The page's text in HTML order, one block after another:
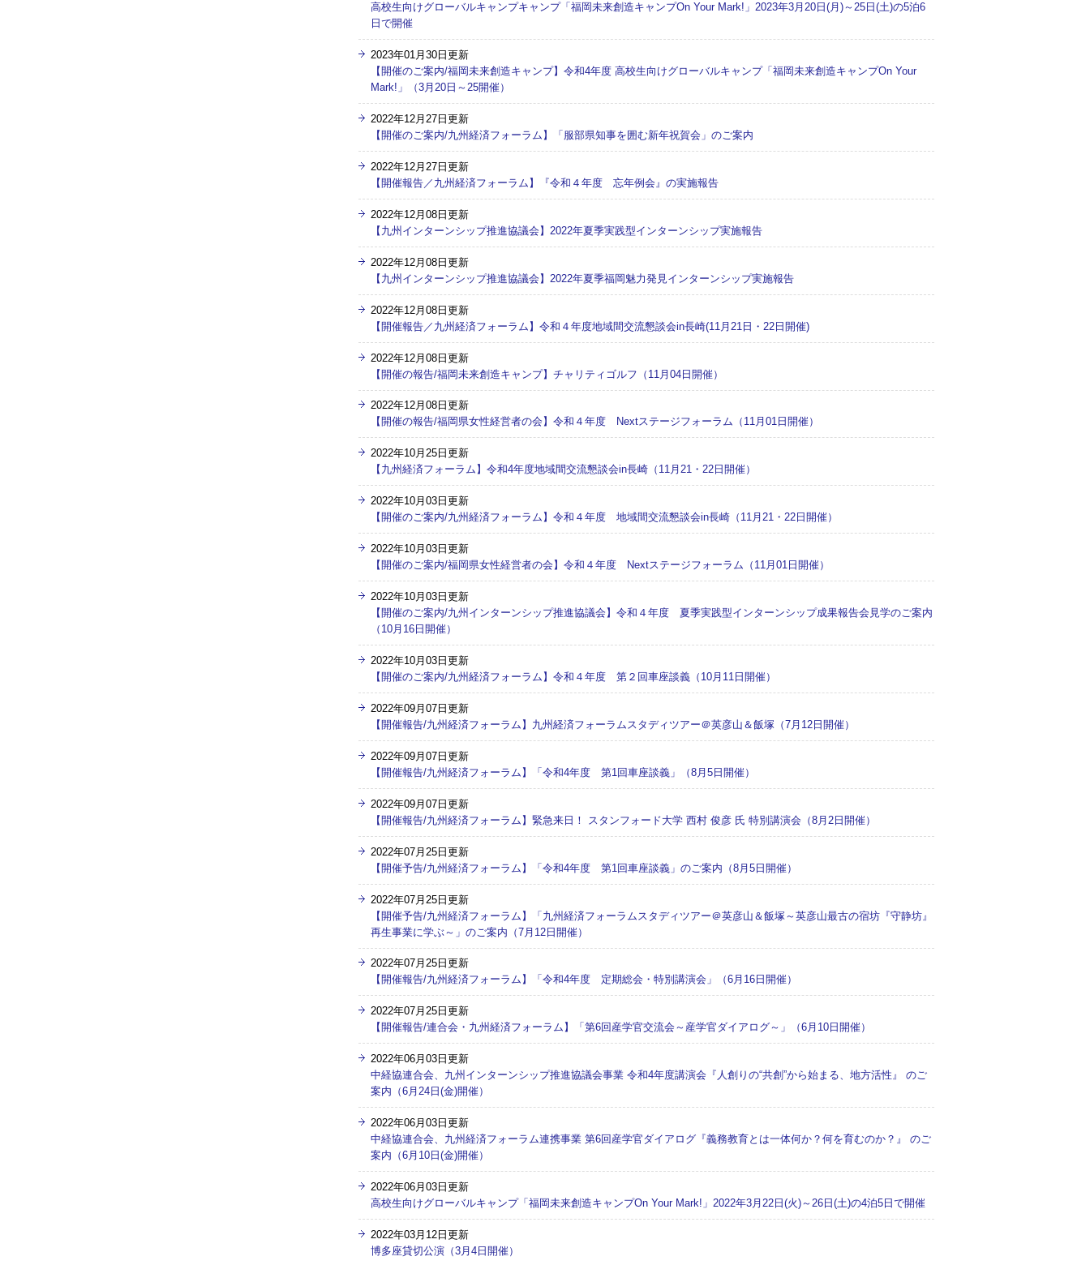
高校生向けグローバルキャンプキャンプ「福岡未来創造キャンプOn Your Mark!」2023年3月20日(月)～25日(土)の5泊6
日で開催
2023年01月30日更新
【開催のご案内/福岡未来創造キャンプ】令和4年度 高校生向けグローバルキャンプ「福岡未来創造キャンプOn Your
Mark!」（3月20日～25開催）
2022年12月27日更新
【開催のご案内/九州経済フォーラム】「服部県知事を囲む新年祝賀会」のご案内
2022年12月27日更新
【開催報告／九州経済フォーラム】『令和４年度 忘年例会』の実施報告
2022年12月08日更新
【九州インターンシップ推進協議会】2022年夏季実践型インターンシップ実施報告
2022年12月08日更新
【九州インターンシップ推進協議会】2022年夏季福岡魅力発見インターンシップ実施報告
2022年12月08日更新
【開催報告／九州経済フォーラム】令和４年度地域間交流懇談会in長崎(11月21日・22日開催)
2022年12月08日更新
【開催の報告/福岡未来創造キャンプ】チャリティゴルフ（11月04日開催）
2022年12月08日更新
【開催の報告/福岡県女性経営者の会】令和４年度 Nextステージフォーラム（11月01日開催）
2022年10月25日更新
【九州経済フォーラム】令和4年度地域間交流懇談会in長崎（11月21・22日開催）
2022年10月03日更新
【開催のご案内/九州経済フォーラム】令和４年度 地域間交流懇談会in長崎（11月21・22日開催）
2022年10月03日更新
【開催のご案内/福岡県女性経営者の会】令和４年度 Nextステージフォーラム（11月01日開催）
2022年10月03日更新
【開催のご案内/九州インターンシップ推進協議会】令和４年度 夏季実践型インターンシップ成果報告会見学のご案内
（10月16日開催）
2022年10月03日更新
【開催のご案内/九州経済フォーラム】令和４年度 第２回車座談義（10月11日開催）
2022年09月07日更新
【開催報告/九州経済フォーラム】九州経済フォーラムスタディツアー＠英彦山＆飯塚（7月12日開催）
2022年09月07日更新
【開催報告/九州経済フォーラム】「令和4年度 第1回車座談義」（8月5日開催）
2022年09月07日更新
【開催報告/九州経済フォーラム】緊急来日！ スタンフォード大学 西村 俊彦 氏 特別講演会（8月2日開催）
2022年07月25日更新
【開催予告/九州経済フォーラム】「令和4年度 第1回車座談義」のご案内（8月5日開催）
2022年07月25日更新
【開催予告/九州経済フォーラム】「九州経済フォーラムスタディツアー＠英彦山＆飯塚～英彦山最古の宿坊『守静坊』
再生事業に学ぶ～」のご案内（7月12日開催）
2022年07月25日更新
【開催報告/九州経済フォーラム】「令和4年度 定期総会・特別講演会」（6月16日開催）
2022年07月25日更新
【開催報告/連合会・九州経済フォーラム】「第6回産学官交流会～産学官ダイアログ～」（6月10日開催）
2022年06月03日更新
中経協連合会、九州インターンシップ推進協議会事業 令和4年度講演会『人創りの“共創”から始まる、地方活性』 のご
案内（6月24日(金)開催）
2022年06月03日更新
中経協連合会、九州経済フォーラム連携事業 第6回産学官ダイアログ『義務教育とは一体何か？何を育むのか？』 のご
案内（6月10日(金)開催）
2022年06月03日更新
高校生向けグローバルキャンプ「福岡未来創造キャンプOn Your Mark!」2022年3月22日(火)～26日(土)の4泊5日で開催
2022年03月12日更新
博多座貸切公演（3月4日開催）